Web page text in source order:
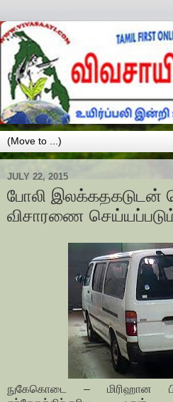
JULY 22, 2015
போலி
விசாரணை
நுகேகொடை – மிரிஹான